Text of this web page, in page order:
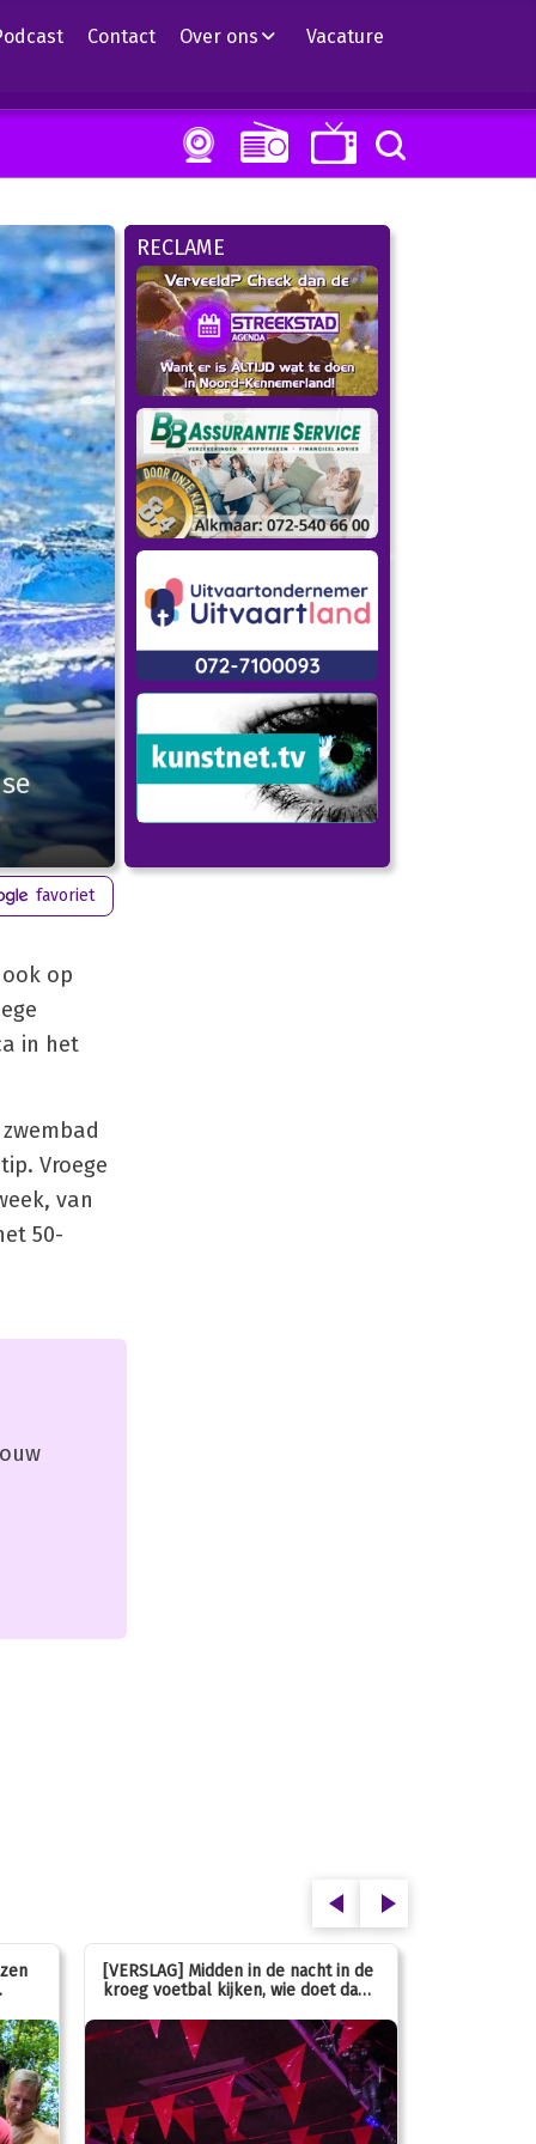
Contact Over ons Vacature
RECLAME
favoriet
op
in het
Vroege
van
50-
[VERSLAG] Midden in de nacht in de
kroeg voetbal kijken, wie doet dan